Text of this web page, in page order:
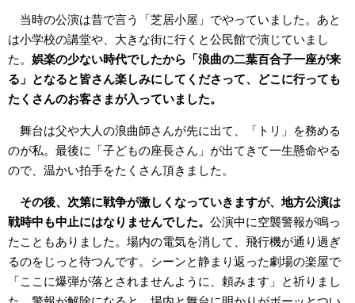
当時の公演は昔で言う「芝居小屋」でやっていました。あと
は小学校の講堂や、大きな街に行くと公民館で演じていまし
た。 娯楽の少ない時代でしたから「浪曲の二葉百合子一座が来
る」となると皆さん楽しみにしてくださって、どこに行っても
たくさんのお客さまが入っていました。
舞台は父や大人の浪曲師さんが先に出て、「トリ」を務める
のが私。最後に「子どもの座長さん」が出てきて一生懸命やる
ので、温かい拍手をたくさん頂きました。
その後、次第に戦争が激しくなっていきますが、地方公演は
戦時中も中止にはなりませんでした。 公演中に空襲警報が鳴っ
たこともありました。場内の電気を消して、飛行機が通り過ぎ
るのをじっと待つんです。シーンと静まり返った劇場の楽屋で
「ここに爆弾が落とされませんように、頼みます」と祈りまし